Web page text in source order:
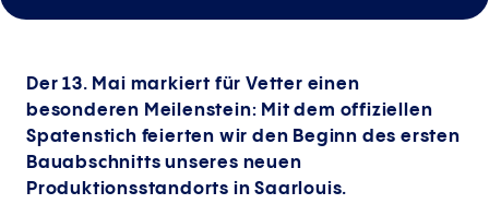
Der 13. Mai markiert für Vetter einen
besonderen Meilenstein: Mit dem offiziellen
Spatenstich feierten wir den Beginn des ersten
Bauabschnitts unseres neuen
Produktionsstandorts in Saarlouis.